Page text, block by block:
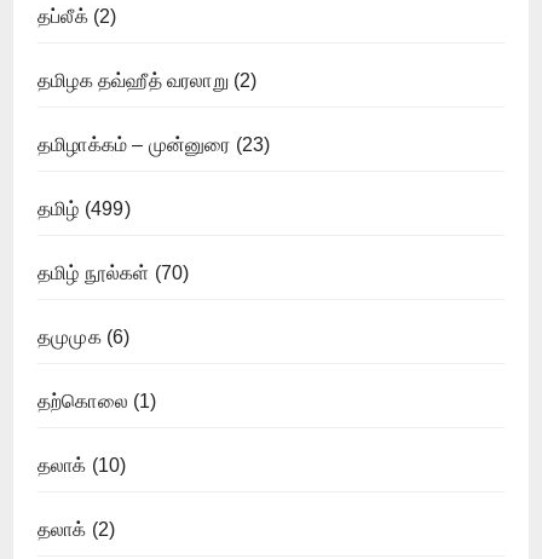
தப்லீக்(2)
தமிழக தவ்ஹீத் வரலாறு (2)
தமிழாக்கம் – முன்னுரை (23)
தமிழ் (499)
தமிழ் நூல்கள் (70)
தமுமுக(6)
தற்கொலை (1)
தலாக் (10)
தலாக் (2)